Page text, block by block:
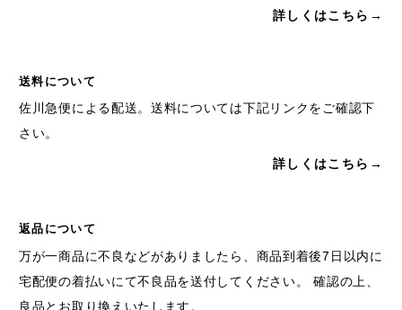
詳しくはこちら→
送料について
佐川急便による配送。送料については下記リンクをご確認下
さい。
詳しくはこちら→
返品について
万が一商品に不良などがありましたら、商品到着後7日以内に
宅配便の着払いにて不良品を送付してください。 確認の上、
良品とお取り換えいたします。